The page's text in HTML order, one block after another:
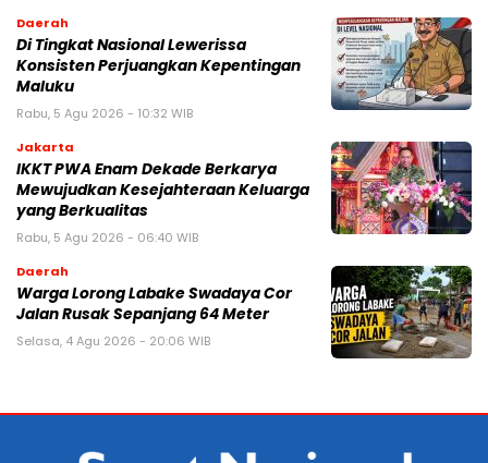
Daerah
Di Tingkat Nasional Lewerissa
Konsisten Perjuangkan Kepentingan
Maluku
Rabu, 5 Agu 2026 - 10:32 WIB
Jakarta
IKKT PWA Enam Dekade Berkarya
Mewujudkan Kesejahteraan Keluarga
yang Berkualitas
Rabu, 5 Agu 2026 - 06:40 WIB
Daerah
Warga Lorong Labake Swadaya Cor
Jalan Rusak Sepanjang 64 Meter
Selasa, 4 Agu 2026 - 20:06 WIB